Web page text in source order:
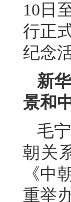
10日
行正
纪念
新
景和
毛
朝关
《中
重举